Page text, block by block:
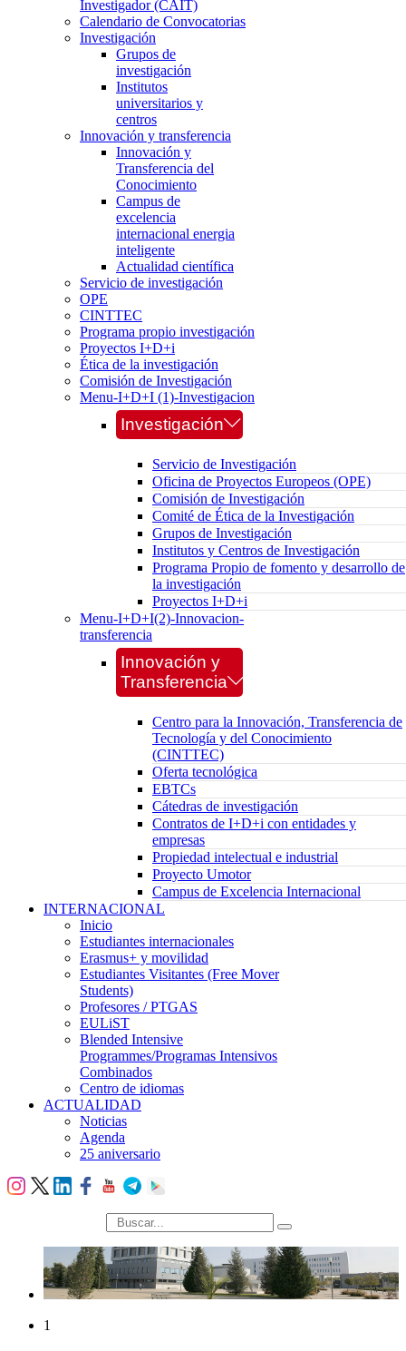
Investigador (CAIT)
Calendario de Convocatorias
Investigación
Grupos de
investigación
Institutos
universitarios y
centros
Innovación y transferencia
Innovación y
Transferencia del
Conocimiento
Campus de
excelencia
internacional energia
inteligente
Actualidad científica
Servicio de investigación
OPE
CINTTEC
Programa propio investigación
Proyectos I+D+i
Ética de la investigación
Comisión de Investigación
Menu-I+D+I (1)-Investigacion
Investigación
Servicio de Investigación
Oficina de Proyectos Europeos (OPE)
Comisión de Investigación
Comité de Ética de la Investigación
Grupos de Investigación
Institutos y Centros de Investigación
Programa Propio de fomento y desarrollo de
la investigación
Proyectos I+D+i
Menu-I+D+I(2)-Innovacion-
transferencia
Innovación y
Transferencia
Centro para la Innovación, Transferencia de
Tecnología y del Conocimiento
(CINTTEC)
Oferta tecnológica
EBTCs
Cátedras de investigación
Contratos de I+D+i con entidades y
empresas
Propiedad intelectual e industrial
Proyecto Umotor
Campus de Excelencia Internacional
INTERNACIONAL
Inicio
Estudiantes internacionales
Erasmus+ y movilidad
Estudiantes Visitantes (Free Mover
Students)
Profesores / PTGAS
EULiST
Blended Intensive
Programmes/Programas Intensivos
Combinados
Centro de idiomas
ACTUALIDAD
Noticias
Agenda
25 aniversario
búsqueda
1